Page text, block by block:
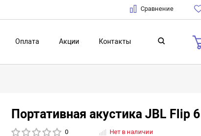
Сравнение
Оплата Акции Контакты
Портативная акустика JBL Flip
0 Нет в наличии